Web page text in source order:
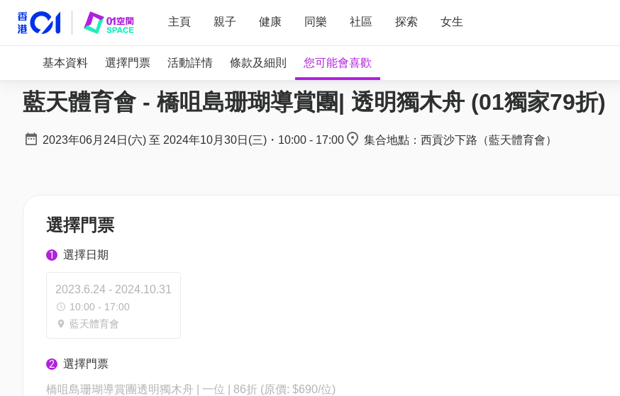
主頁 親子 健康 同樂 社區 探索 女生
基本資料 選擇門票 活動詳情 條款及細則 您可能會喜歡
藍天體育會 - 橋咀島珊瑚導賞團| 透明獨木舟 (01獨家79折)
2023年06月24日(六) 至 2024年10月30日(三) ・ 10:00 - 17:00 集合地點：西貢沙下路（藍天體育會）
選擇門票
1 選擇日期
2023.6.24 - 2024.10.31
10:00 - 17:00
藍天體育會
2 選擇門票
橋咀島珊瑚導賞團透明獨木舟 | 一位 | 86折 (原價: $690/位)